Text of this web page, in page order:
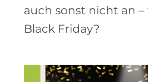
auch sonst nicht an
Black Friday?